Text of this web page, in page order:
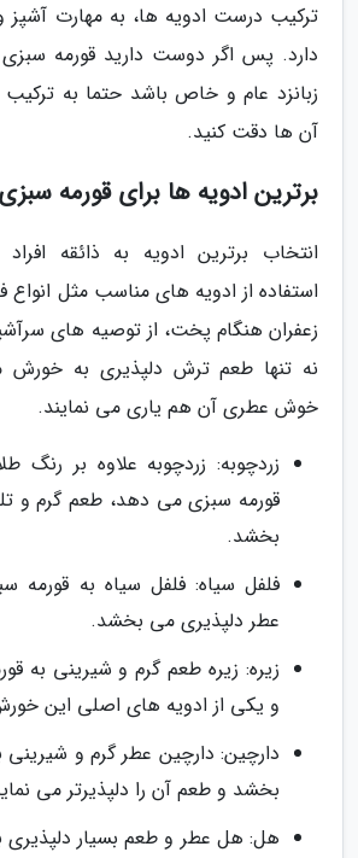
ترکیب درست ادویه ها، به مهارت آشپز
دارد. پس اگر دوست دارید قورمه
زبانزد عام و خاص باشد حتما به
آن ها دقت کنید.
برترین ادویه ها برای قورمه سبزی
انتخاب برترین ادویه به ذائقه
استفاده از ادویه های مناسب مثل انواع
زعفران هنگام پخت، از توصیه های
نه تنها طعم ترش دلپذیری به خورش
خوش عطری آن هم یاری می نمایند.
زردچوبه: زردچوبه علاوه بر رنگ
قورمه سبزی می دهد، طعم گرم و
بخشد.
فلفل سیاه: فلفل سیاه به قورمه
عطر دلپذیری می بخشد.
زیره: زیره طعم گرم و شیرینی به
و یکی از ادویه های اصلی این
دارچین: دارچین عطر گرم و
بخشد و طعم آن را دلپذیرتر می
هل: هل عطر و طعم بسیار دلپذیری